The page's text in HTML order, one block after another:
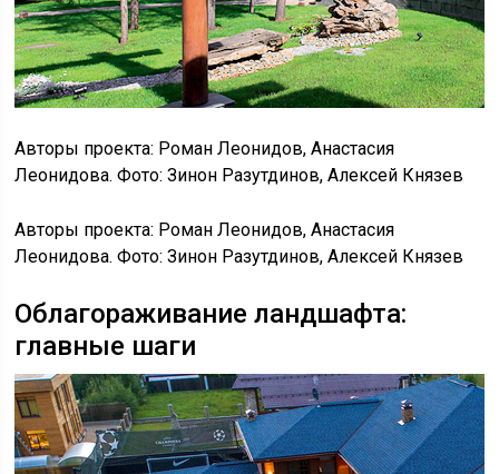
Авторы проекта: Роман Леонидов, Анастасия
Леонидова. Фото: Зинон Разутдинов, Алексей Князев
Авторы проекта: Роман Леонидов, Анастасия
Леонидова. Фото: Зинон Разутдинов, Алексей Князев
Облагораживание ландшафта:
главные шаги